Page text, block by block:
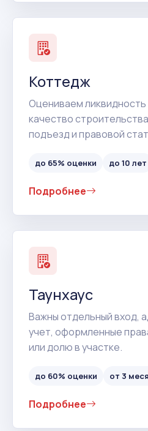
Коттедж
Оцениваем
качество
подъезд и правовой
до 65% оценки до 10 лет
Подробнее
Таунхаус
Важны отдельный вход,
учет, оформленные
или долю в участке.
до 60% оценки от 3
Подробнее